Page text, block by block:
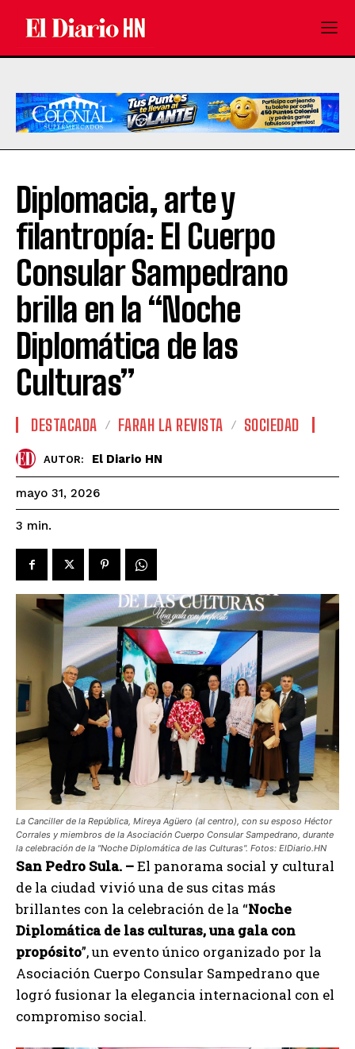
Diplomacia, arte y
filantropía: El Cuerpo
Consular Sampedrano
brilla en la “Noche
Diplomática de las
Culturas”
DESTACADA FARAH LA REVISTA SOCIEDAD
AUTOR: El Diario HN
mayo 31, 2026
3 min.
La Canciller de la República, Mireya Agüero (al centro), con su esposo Héctor
Corrales y miembros de la Asociación Cuerpo Consular Sampedrano, durante
la celebración de la "Noche Diplomática de las Culturas". Fotos: ElDiario.HN
San Pedro Sula. –El panorama social y cultural
de la ciudad vivió una de sus citas más
brillantes con la celebración de la “Noche
Diplomática de las culturas, una gala con
propósito”, un evento único organizado por la
Asociación Cuerpo Consular Sampedrano que
logró fusionar la elegancia internacional con el
compromiso social.